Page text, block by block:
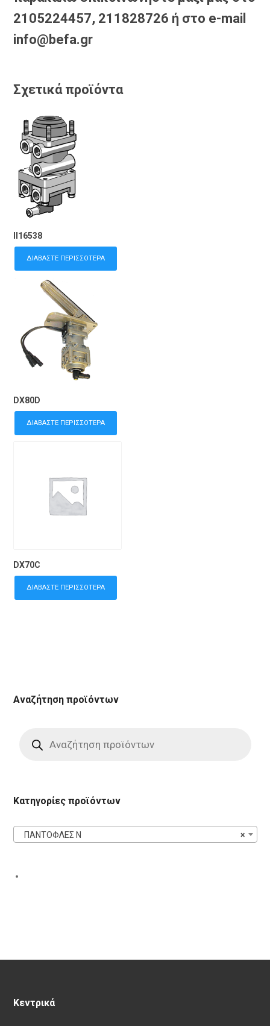
2105224457, 211828726 ή στο e-mail
info@befa.gr
Σχετικά προϊόντα
II16538
ΔΙΑΒΆΣΤΕ ΠΕΡΙΣΣΌΤΕΡΑ
DX80D
ΔΙΑΒΆΣΤΕ ΠΕΡΙΣΣΌΤΕΡΑ
DX70C
ΔΙΑΒΆΣΤΕ ΠΕΡΙΣΣΌΤΕΡΑ
Αναζήτηση προϊόντων
search
Κατηγορίες προϊόντων
×
ΠΑΝΤΟΦΛΕΣ N
Κεντρικά